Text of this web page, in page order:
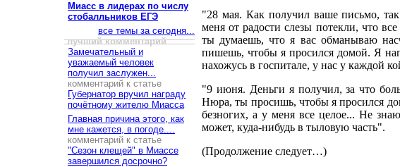
Миасс в лидерах по числу
стобалльников ЕГЭ
все темы за сегодня...
лучший комментарий
Замечательный и
уважаемый человек
получил заслужен...
комментарий к статье
Губернатор вручил награду
почётному жителю Миасса
Главная причина этого, как
мне кажется, в погоде....
комментарий к статье
"Сезон клещей" в Миассе
завершился досрочно?
"28 мая. Как получил ваше письмо,
меня от радости слезы потекли, что
ты думаешь, что я вас обманываю
пишешь, чтобы я просился домой. Я
нахожусь в госпитале, у нас у каждой
"9 июня. Деньги я получил, за что
Нюра, ты просишь, чтобы я просился
безногих, а у меня все целое... Не
может, куда-нибудь в тыловую часть".
(Продолжение следует…)